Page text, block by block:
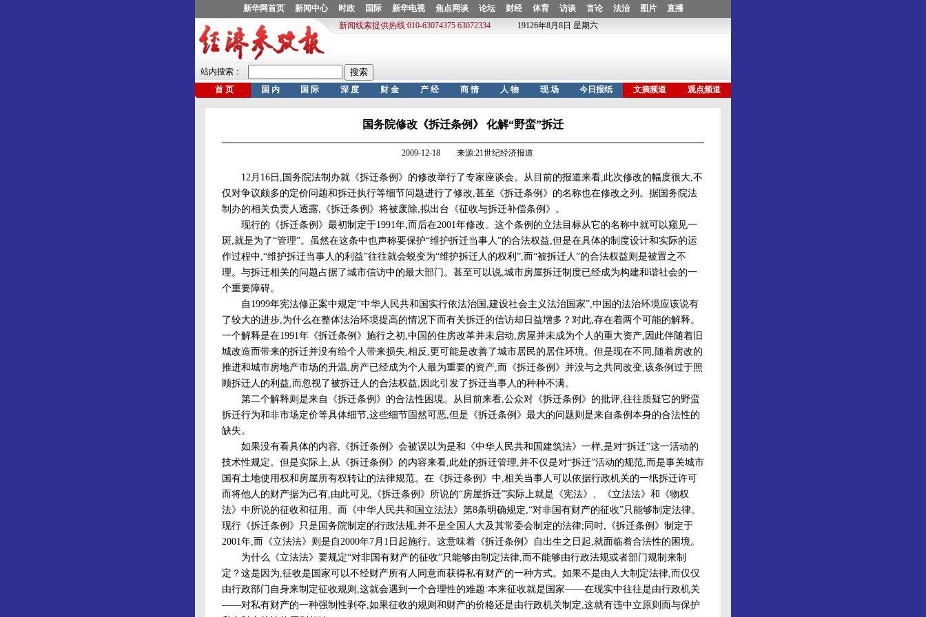
国务院修改《拆迁条例》 化解“野蛮”拆迁
2009-12-18 来源:21世纪经济报道
12月16日,国务院法制办就《拆迁条例》的修改举行了专家座谈会。从目前的报道来看,此次修改的幅度很大,不
仅对争议颇多的定价问题和拆迁执行等细节问题进行了修改,甚至《拆迁条例》的名称也在修改之列。据国务院法
制办的相关负责人透露,《拆迁条例》将被废除,拟出台《征收与拆迁补偿条例》。
现行的《拆迁条例》最初制定于1991年,而后在2001年修改。这个条例的立法目标从它的名称中就可以窥见一
斑,就是为了“管理”。虽然在这条中也声称要保护“维护拆迁当事人”的合法权益,但是在具体的制度设计和实际的运
作过程中,“维护拆迁当事人的利益”往往就会蜕变为“维护拆迁人的权利”,而“被拆迁人”的合法权益则是被置之不
理。与拆迁相关的问题占据了城市信访中的最大部门。甚至可以说,城市房屋拆迁制度已经成为构建和谐社会的一
个重要障碍。
自1999年宪法修正案中规定“中华人民共和国实行依法治国,建设社会主义法治国家”,中国的法治环境应该说有
了较大的进步,为什么在整体法治环境提高的情况下而有关拆迁的信访却日益增多？对此,存在着两个可能的解释。
一个解释是在1991年《拆迁条例》施行之初,中国的住房改革并未启动,房屋并未成为个人的重大资产,因此伴随着旧
城改造而带来的拆迁并没有给个人带来损失,相反,更可能是改善了城市居民的居住环境。但是现在不同,随着房改的
推进和城市房地产市场的升温,房产已经成为个人最为重要的资产,而《拆迁条例》并没与之共同改变,该条例过于照
顾拆迁人的利益,而忽视了被拆迁人的合法权益,因此引发了拆迁当事人的种种不满。
第二个解释则是来自《拆迁条例》的合法性困境。从目前来看,公众对《拆迁条例》的批评,往往质疑它的野蛮
拆迁行为和非市场定价等具体细节,这些细节固然可恶,但是《拆迁条例》最大的问题则是来自条例本身的合法性的
缺失。
如果没有看具体的内容,《拆迁条例》会被误以为是和《中华人民共和国建筑法》一样,是对“拆迁”这一活动的
技术性规定。但是实际上,从《拆迁条例》的内容来看,此处的拆迁管理,并不仅是对“拆迁”活动的规范,而是事关城市
国有土地使用权和房屋所有权转让的法律规范。在《拆迁条例》中,相关当事人可以依据行政机关的一纸拆迁许可
而将他人的财产据为己有,由此可见,《拆迁条例》所说的“房屋拆迁”实际上就是《宪法》、《立法法》和《物权
法》中所说的征收和征用。而《中华人民共和国立法法》第8条明确规定,“对非国有财产的征收”只能够制定法律。
现行《拆迁条例》只是国务院制定的行政法规,并不是全国人大及其常委会制定的法律;同时,《拆迁条例》制定于
2001年,而《立法法》则是自2000年7月1日起施行。这意味着《拆迁条例》自出生之日起,就面临着合法性的困境。
为什么《立法法》要规定“对非国有财产的征收”只能够由制定法律,而不能够由行政法规或者部门规制来制
定？这是因为,征收是国家可以不经财产所有人同意而获得私有财产的一种方式。如果不是由人大制定法律,而仅仅
由行政部门自身来制定征收规则,这就会遇到一个合理性的难题:本来征收就是国家——在现实中往往是由行政机关
——对私有财产的一种强制性剥夺,如果征收的规则和财产的价格还是由行政机关制定,这就有违中立原则而与保护